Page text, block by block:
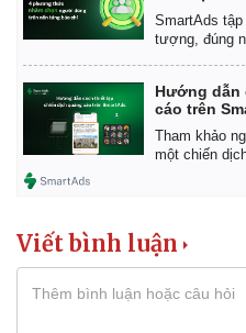
SmartAds
tượng, đúng
Hướng dẫn
cáo trên
Tham khảo
một chiến
Viết bình luận